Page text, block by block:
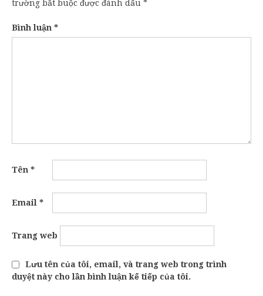
trường bắt buộc được đánh dấu *
Bình luận *
Tên *
Email *
Trang web
Lưu tên của tôi, email, và trang web trong trình
duyệt này cho lần bình luận kế tiếp của tôi.